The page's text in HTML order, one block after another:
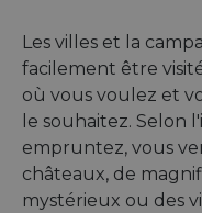
Les villes et la
facilement être
où vous voulez et
le souhaitez. Selon
empruntez, vous
châteaux, de
mystérieux ou des